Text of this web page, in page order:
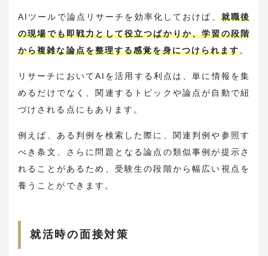
AIツールで論点リサーチを効率化しておけば、 就職後
の現場でも即戦力として役立つばかりか、学習の段階
から複雑な論点を整理する感覚を身につけられます。
リサーチにおいてAIを活用する利点は、単に情報を集
めるだけでなく、関連するトピックや論点が自動で紐
づけされる点にもあります。
例えば、ある判例を検索した際に、関連判例や参照す
べき条文、さらに問題となる論点の類似事例が提示さ
れることがあるため、受験生の段階から幅広い視点を
養うことができます。
就活時の面接対策